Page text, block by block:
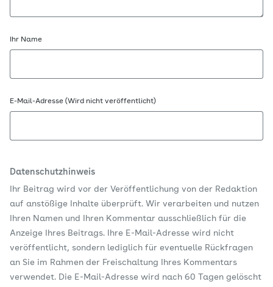
Ihr Name
E-Mail-Adresse (Wird nicht veröffentlicht)
Datenschutzhinweis
Ihr Beitrag wird vor der Veröffentlichung von der Redaktion
auf anstößige Inhalte überprüft. Wir verarbeiten und nutzen
Ihren Namen und Ihren Kommentar ausschließlich für die
Anzeige Ihres Beitrags. Ihre E-Mail-Adresse wird nicht
veröffentlicht, sondern lediglich für eventuelle Rückfragen
an Sie im Rahmen der Freischaltung Ihres Kommentars
verwendet. Die E-Mail-Adresse wird nach 60 Tagen gelöscht